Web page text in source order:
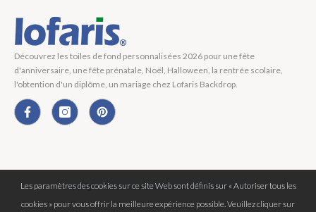
Découvrez les toiles de fond personnalisées 2026 pour une fête
d'anniversaire, une fête prénatale, Noël, Halloween, la rentrée scolaire,
l'obtention d'un diplôme, un mariage chez Lofaris Backdrop.
Copyright © 2026 Lofaris® Tous Droits Réservés.
Les paramètres des cookies sur ce site Web sont définis sur « Autoriser tous les
cookies » pour vous offrir la meilleure expérience possible. Veuillez cliquer sur